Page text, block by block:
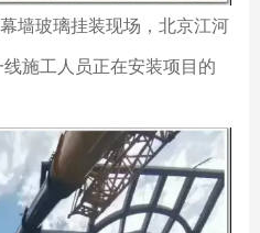
墙玻璃挂装现场，北京江河
施工人员正在安装项目的